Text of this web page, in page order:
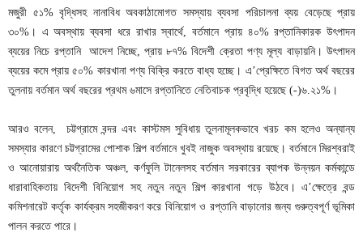
মজুরী ৫১% বৃদ্ধিসহ নানাবিধ অবকাঠামোগত সমস্যায় ব্যবসা পরিচালনা ব্যয় বেড়েছে প্রায়
৩০%। এ অবস্থায় ব্যবসা ধরে রাখার স্বার্থে, বর্তমানে প্রায় ৪০% রপ্তানিকারক উৎপাদন
ব্যয়ের নিচে রপ্তানি আদেশ নিচ্ছে, প্রায় ৮৭% বিদেশী ক্রেতা পণ্য মূল্য বাড়ায়নি। উৎপাদন
ব্যয়ের কমে প্রায় ৫০% কারখানা পণ্য বিক্রি করতে বাধ্য হচ্ছে। এ’প্রেক্ষিতে বিগত অর্থ বছরের
তুলনায় বর্তমান অর্থ বছরের প্রথম ৬মাসে রপ্তানিতে নেতিবাচক প্রবৃদ্ধি হয়েছে (-)৬.২১%।
আরও বলেন, চট্টগ্রামে বন্দর এবং কাস্টমস সুবিধায় তুলনামূলকভাবে খরচ কম হলেও অন্যান্য
সমস্যার কারণে চট্টগ্রামের পোশাক শিল্প বর্তমানে খুবই নাজুক অবস্থায় রয়েছে। বর্তমানে মিরশ্বরাই
ও আনোয়ারায় অর্থনৈতিক অঞ্চল, কর্ণফুলি টানেলসহ বর্তমান সরকারের ব্যাপক উন্নয়ন কর্মকান্ডে
ধারাবাহিকতায় বিদেশী বিনিয়োগ সহ নতুন নতুন শিল্প কারখানা গড়ে উঠবে। এ’ক্ষেত্রে বন্ড
কমিশনারেট কর্তৃক কার্যক্রম সহজীকরণ করে বিনিয়োগ ও রপ্তানি বাড়ানোর জন্য গুরুত্বপূর্ণ ভূমিকা
পালন করতে পারে।